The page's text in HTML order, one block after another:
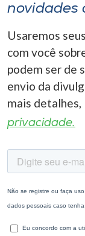
novidades
Usaremos
com você
podem ser de
envio da
mais detalhes,
privacidade.